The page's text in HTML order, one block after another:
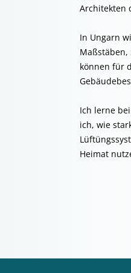
Architekten
In Ungarn
können für
Ich lerne
ich, wie
Heimat